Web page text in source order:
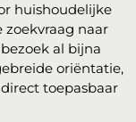
huishoudelijke
naar
al bijna
oriëntatie,
toepasbaar